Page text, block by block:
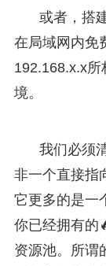
或者，搭
在局域网内免
192.168.x.x
境。
我们必须
非一个直接指
它更多的是一
你已经拥有的
资源池。所谓